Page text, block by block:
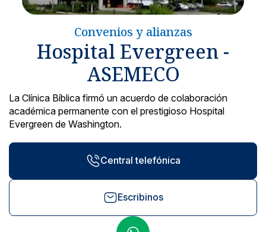
Noticias y blog
Convenios y alianzas
Hospital Evergreen -
ASEMECO
La Clínica Bíblica firmó un acuerdo de colaboración
académica permanente con el prestigioso Hospital
Evergreen de Washington.
Central telefónica
Escribinos